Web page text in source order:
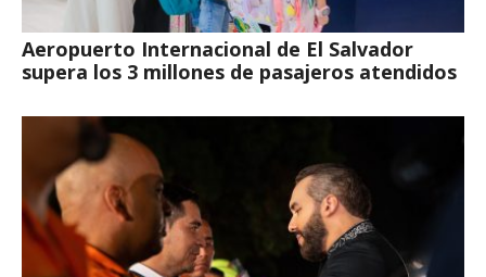
Aeropuerto Internacional de El Salvador
supera los 3 millones de pasajeros atendidos